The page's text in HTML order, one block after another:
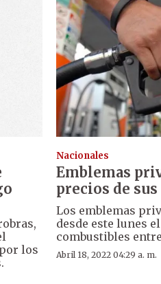
los
Nacionales
Emblemas
precios de
Los emblemas
desde este lunes
combustibles
Abril 18, 2022 04:29 a. m.